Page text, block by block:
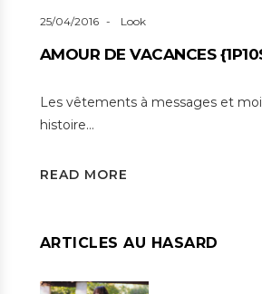
25/04/2016 Look
AMOUR DE VACANCES
Les vêtements à messages et moi
histoire…
READ MORE
ARTICLES AU HASARD